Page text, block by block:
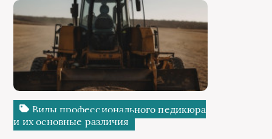
Виды профессионального педикюра
и их основные различия